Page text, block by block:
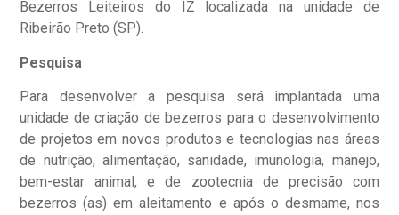
Bezerros Leiteiros do IZ localizada na unidade de
Ribeirão Preto (SP).
Pesquisa
Para desenvolver a pesquisa será implantada uma
unidade de criação de bezerros para o desenvolvimento
de projetos em novos produtos e tecnologias nas áreas
de nutrição, alimentação, sanidade, imunologia, manejo,
bem-estar animal, e de zootecnia de precisão com
bezerros (as) em aleitamento e após o desmame, nos